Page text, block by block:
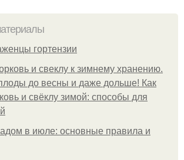
гортензии
и свеклу к зимнему хранению.
до весны и даже дольше! Как
и свёклу зимой: способы для
в июле: основные правила и